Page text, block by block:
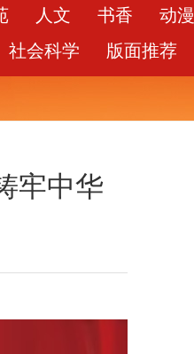
人文 书香
动漫
社会科学 版面推荐
牢中华